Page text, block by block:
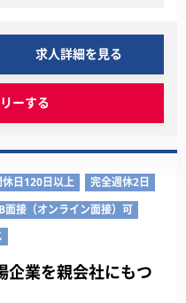
求人詳細を見る
ーする
休日120日以上
完全週休2日
面接（オンライン面接）可
企業を親会社にもつ